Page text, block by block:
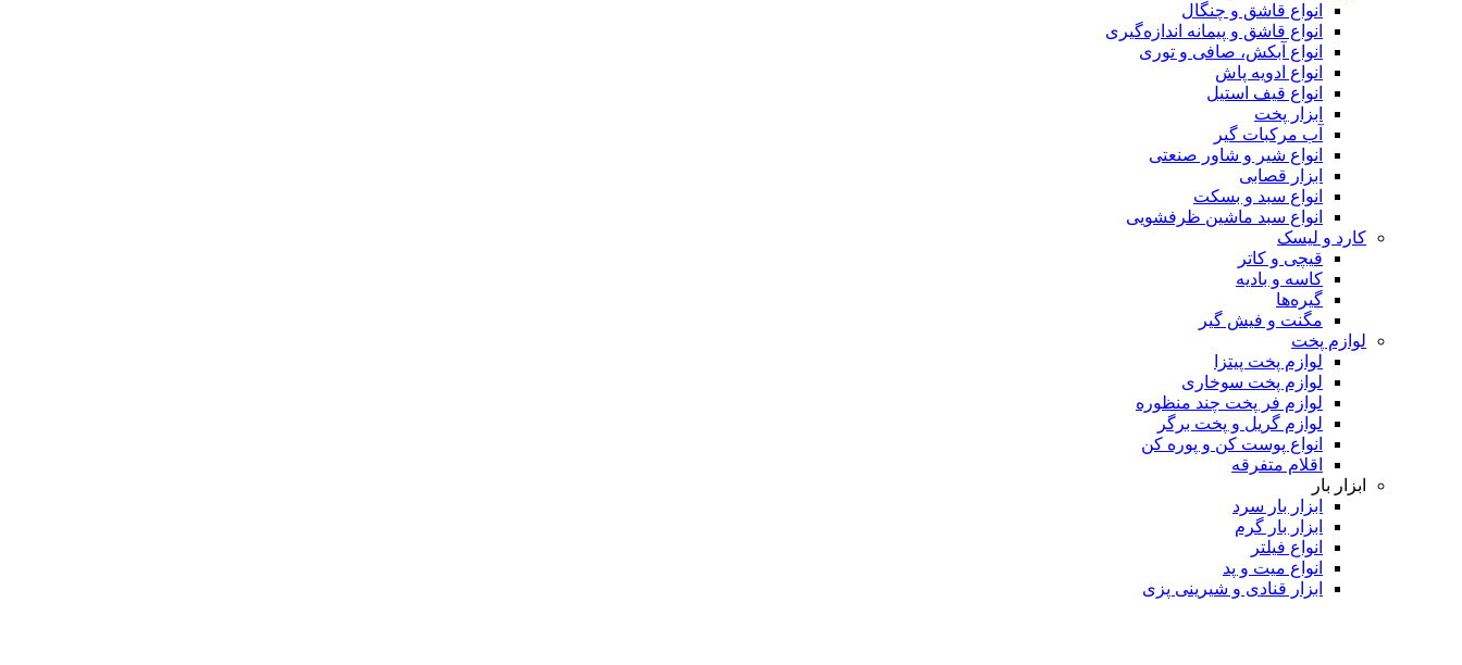
انواع قاشق و چنگال
انواع قاشق و پیمانه اندازه‌گیری
انواع آبکش، صافی و توری
انواع ادویه پاش
انواع قیف استیل
ابزار پخت
آب مرکبات گیر
انواع شیر و شاور صنعتی
ابزار قصابی
انواع سبد و بسکت
انواع سبد ماشین ظرفشویی
کارد و لیسک
قیچی و کاتر
کاسه و بادیه
گیره‌ها
مگنت و فیش گیر
لوازم پخت
لوازم پخت پیتزا
لوازم پخت سوخاری
لوازم فر پخت چند منظوره
لوازم گریل و پخت برگر
انواع پوست کن و پوره کن
اقلام متفرقه
ابزار بار
ابزار بار سرد
ابزار بار گرم
انواع فیلتر
انواع میت و پد
ابزار قنادی و شیرینی پزی